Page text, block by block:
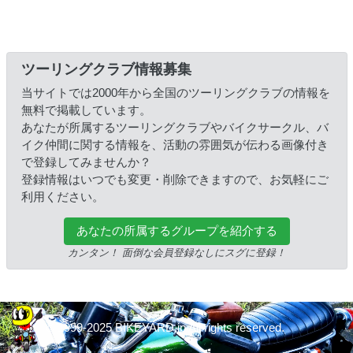
ツーリングクラブ情報募集
当サイトでは2000年から全国のツーリングクラブの情報を
無料で掲載しています。
あなたが所属するツーリングクラブやバイクサークル、バ
イク仲間に関する情報を、活動の雰囲気が伝わる画像付き
で登録してみませんか？
登録情報はいつでも変更・削除できますので、お気軽にご
利用ください。
あなたの所属するグループを紹介する
カンタン！ 面倒な会員登録なしにスグに登録！
© 1999-2025 BIKEYARD.jp All rights reserved.